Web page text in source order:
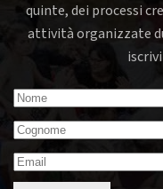
quinte, dei processi
attività organizzate